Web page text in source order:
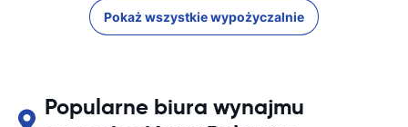
Pokaż wszystkie wypożyczalnie
Popularne biura wynajmu